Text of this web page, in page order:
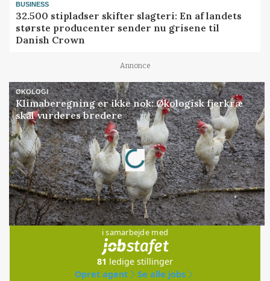
BUSINESS
32.500 stipladser skifter slagteri: En af landets
største producenter sender nu grisene til
Danish Crown
Annonce
ØKOLOGI
Klimaberegning er ikke nok: Økologisk fjerkræ
skal vurderes bredere
Annonce
Loading...
Jobs
i samarbejde med
81 ledige stillinger
Opret agent
Se alle jobs